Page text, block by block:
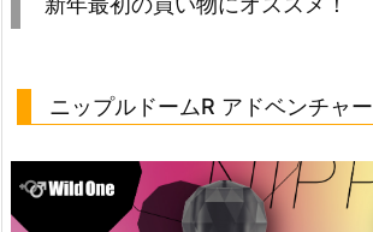
ニップルドームR アドベンチャー